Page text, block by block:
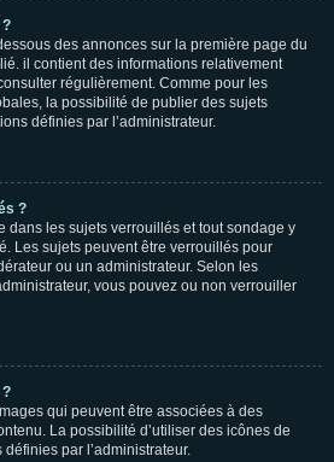
des annonces sur la première page du
il contient des informations relativement
régulièrement. Comme pour les
la possibilité de publier des sujets
définies par l’administrateur.
?
dans les sujets verrouillés et tout sondage y
Les sujets peuvent être verrouillés pour
ou un administrateur. Selon les
vous pouvez ou non verrouiller
qui peuvent être associées à des
La possibilité d’utiliser des icônes de
par l’administrateur.